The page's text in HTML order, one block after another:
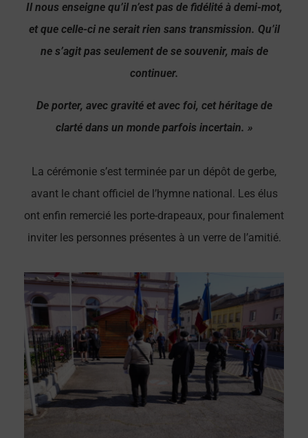
Il nous enseigne qu’il n’est pas de fidélité à demi-mot,
et que celle-ci ne serait rien sans transmission. Qu’il
ne s’agit pas seulement de se souvenir, mais de
continuer.
De porter, avec gravité et avec foi, cet héritage de
clarté dans un monde parfois incertain. »
La cérémonie s’est terminée par un dépôt de gerbe,
avant le chant officiel de l’hymne national. Les élus
ont enfin remercié les porte-drapeaux, pour finalement
inviter les personnes présentes à un verre de l’amitié.